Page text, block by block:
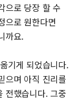
으로 당장 할 수
으로 원한다면
까요.
기게 되었습니다.
으며 아직 진리를
전했습니다. 그중